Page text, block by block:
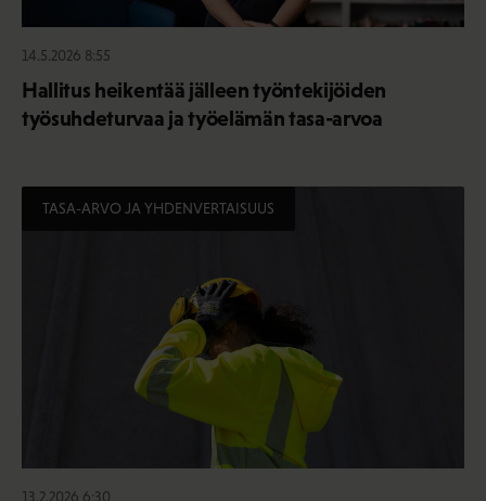
14.5.2026 8:55
Hallitus heikentää jälleen työntekijöiden
työsuhdeturvaa ja työelämän tasa-arvoa
TASA-ARVO JA YHDENVERTAISUUS
13.2.2026 6:30